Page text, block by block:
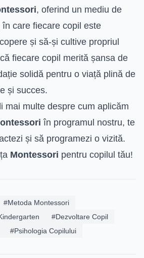
, oferind un mediu de
care fiecare copil este
și să-și cultive propriul
fiecare copil merită șansa de
solidă pentru o viață plină de
și succes.
mai multe despre cum aplicăm
în programul nostru, te
și să programezi o vizită.
Montessori pentru copilul tău!
#Metoda Montessori
#Dezvoltare Copil
#Psihologia Copilului